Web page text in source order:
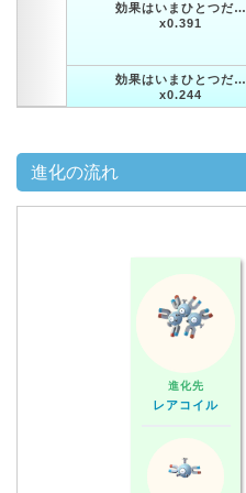
効果はいまひとつだ…
x0.391
効果はいまひとつだ…
x0.244
進化の流れ
進化先
レアコイル